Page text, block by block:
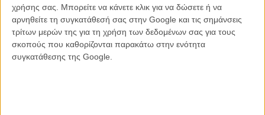
χρήσης σας. Μπορείτε να κάνετε κλικ για να δώσετε ή να
αρνηθείτε τη συγκατάθεσή σας στην Google και τις σημάνσεις
τρίτων μερών της για τη χρήση των δεδομένων σας για τους
σκοπούς που καθορίζονται παρακάτω στην ενότητα
συγκατάθεσης της Google.
Ο ΜακΚουίν θα σκηνοθετήσει ένα ντοκιμαντέρ με τον τίτλο «The
Occupied City», το οποίο θα βασίζεται στο βιβλίο της συζύγου του,
Μπιάνκα Στίγκτερ, «Atlas of an Occupied City. Amsterdam 1940-